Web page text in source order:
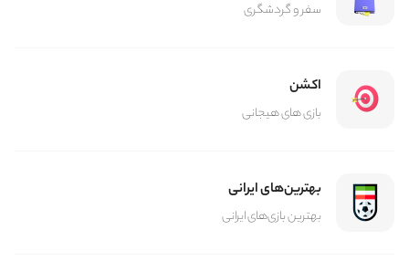
سفر و گردشگری
اکشن
بازی های هیجانی
بهترین‌های ایرانی
بهترین بازی‌های ایرانی